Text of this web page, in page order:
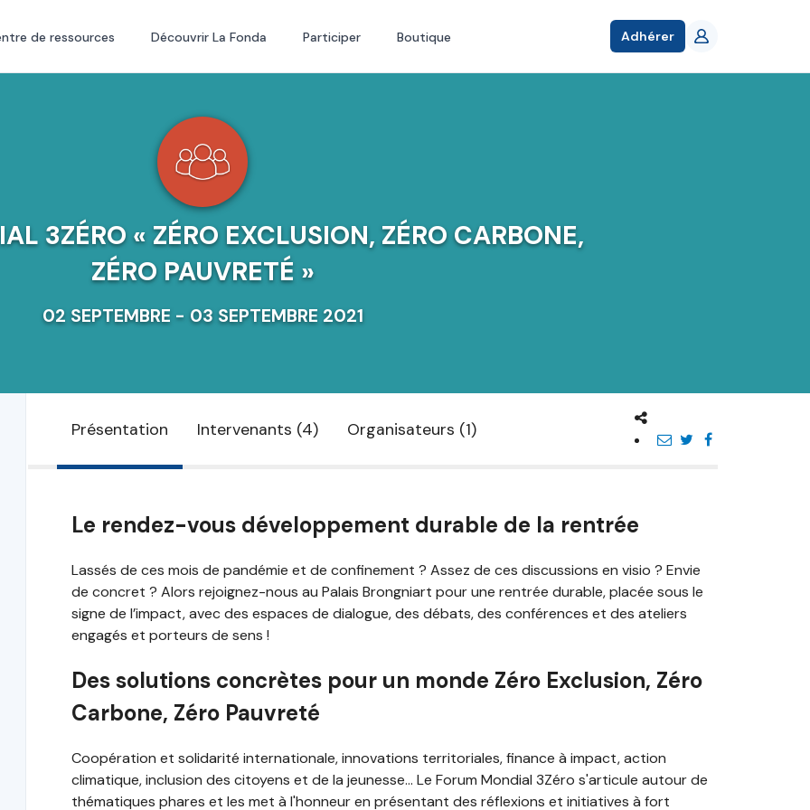
de ressources Découvrir La Fonda Participer Boutique Adhérer
3ZÉRO « ZÉRO EXCLUSION, ZÉRO CARBONE,
ZÉRO PAUVRETÉ »
02 SEPTEMBRE - 03 SEPTEMBRE 2021
Présentation Intervenants (4) Organisateurs (1)
Le rendez-vous développement durable de la rentrée
Lassés de ces mois de pandémie et de confinement ? Assez de ces discussions en visio ? Envie
de concret ? Alors rejoignez-nous au Palais Brongniart pour une rentrée durable, placée sous le
signe de l’impact, avec des espaces de dialogue, des débats, des conférences et des ateliers
engagés et porteurs de sens !
Des solutions concrètes pour un monde Zéro Exclusion, Zéro
Carbone, Zéro Pauvreté
Coopération et solidarité internationale, innovations territoriales, finance à impact, action
climatique, inclusion des citoyens et de la jeunesse... Le Forum Mondial 3Zéro s'articule autour de
thématiques phares et les met à l'honneur en présentant des réflexions et initiatives à fort